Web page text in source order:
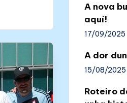
A nova
aquí!
17/09/2025
A dor
15/08/2025
Roteiro